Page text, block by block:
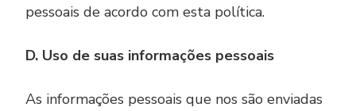
pessoais de acordo com esta política.
D. Uso de suas informações pessoais
As informações pessoais que nos são enviadas